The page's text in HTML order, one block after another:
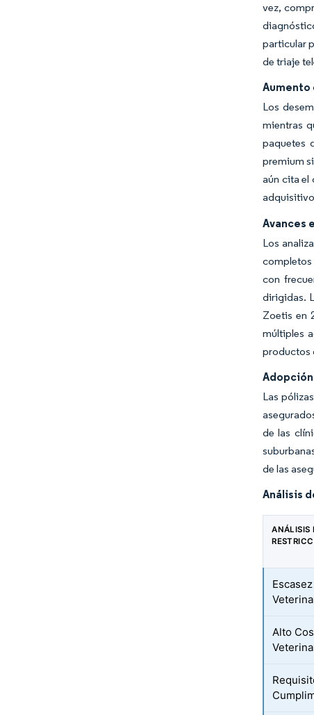
vez,
particular
de triaje
Aumento
Los
mientras
paquetes
premium
aún cita el
Avances
Los
completos
con
dirigidas.
Zoetis en
múltiples
productos
Las
de las
de las
Análisis
ANÁLISIS
Alto